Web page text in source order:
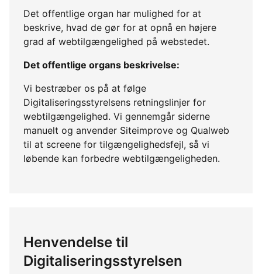
Det offentlige organ har mulighed for at
beskrive, hvad de gør for at opnå en højere
grad af webtilgængelighed på webstedet.
Det offentlige organs beskrivelse:
Vi bestræber os på at følge
Digitaliseringsstyrelsens retningslinjer for
webtilgængelighed. Vi gennemgår siderne
manuelt og anvender Siteimprove og Qualweb
til at screene for tilgængelighedsfejl, så vi
løbende kan forbedre webtilgængeligheden.
Henvendelse til
Digitaliseringsstyrelsen